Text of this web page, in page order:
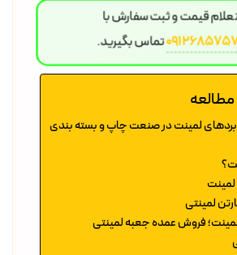
قیمت و ثبت سفارش با
تماس بگیرید.
لمینت در صنعت چاپ و بسته بندی
لمینت
لمینتی
لمینت؛ فروش عمده جعبه لمینتی